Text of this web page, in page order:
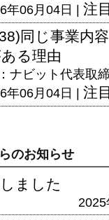
年06月04日 | 注
同じ事業内
る理由
ナビット代表取
年06月04日 | 注
のお知らせ
ました
2025